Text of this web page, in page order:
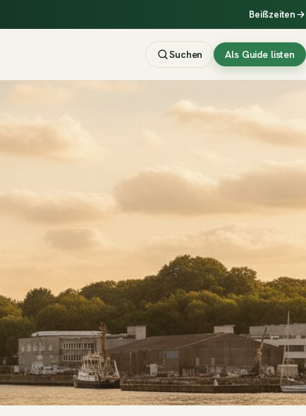
Beißzeiten
Suchen Als Guide listen